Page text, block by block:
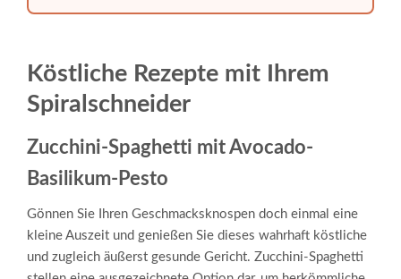
Köstliche Rezepte mit Ihrem
Spiralschneider
Zucchini-Spaghetti mit Avocado-
Basilikum-Pesto
Gönnen Sie Ihren Geschmacksknospen doch einmal eine
kleine Auszeit und genießen Sie dieses wahrhaft köstliche
und zugleich äußerst gesunde Gericht. Zucchini-Spaghetti